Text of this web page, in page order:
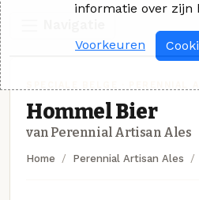
Hommel Bier
van Perennial Artisan Ales
Home Perennial Artisan Ales
informatie over zijn
Voorkeuren